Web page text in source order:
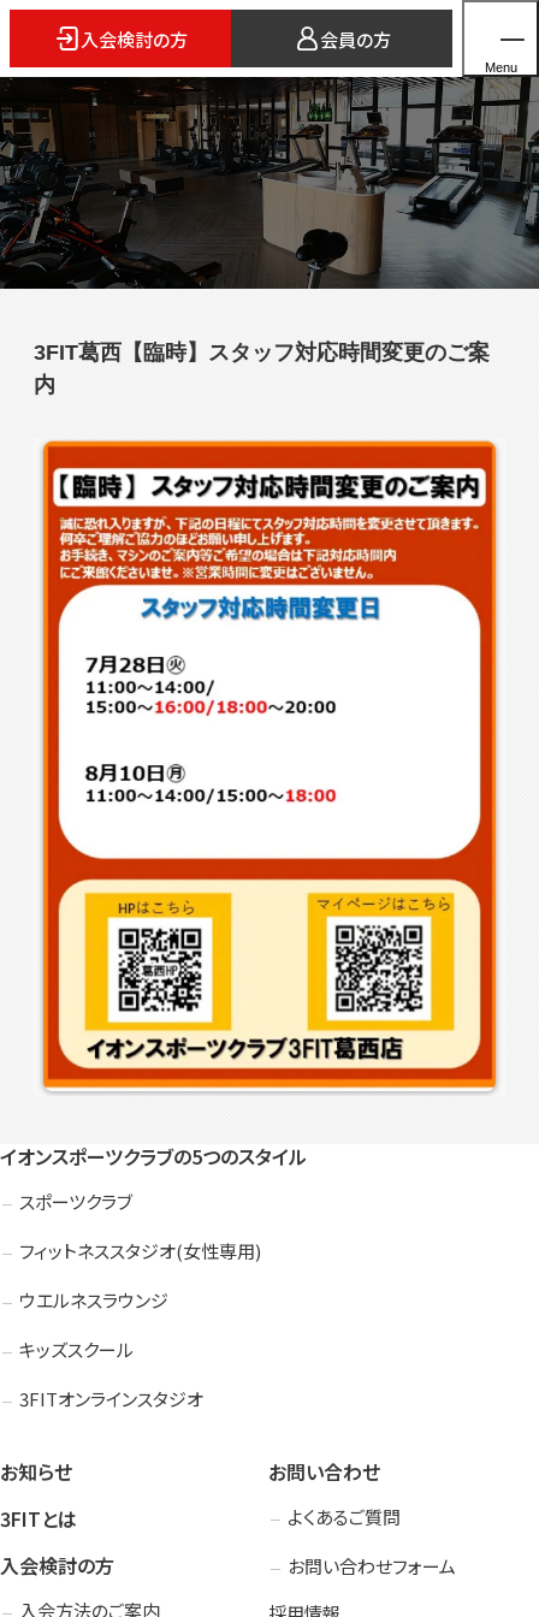
入会検討の方 会員の方
Menu
ホーム
店舗検索
3FITとは
よくあるご質問
法人会員のご案内
入会検討の方 会員の方
公式SNSアカウント
3FIT葛西【臨時】スタッフ対応時間変更のご案
内
イオンスポーツクラブの5つのスタイル
スポーツクラブ
フィットネススタジオ(女性専用)
ウエルネスラウンジ
キッズスクール
3FITオンラインスタジオ
お知らせ
3FITとは
入会検討の方
入会方法のご案内
お問い合わせ
よくあるご質問
お問い合わせフォーム